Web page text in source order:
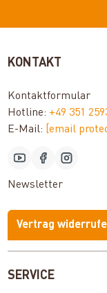
SERVICE
KONTAKT
Kontaktformular
Hotline: +49 351
E-Mail: [email
Newsletter
Vertrag